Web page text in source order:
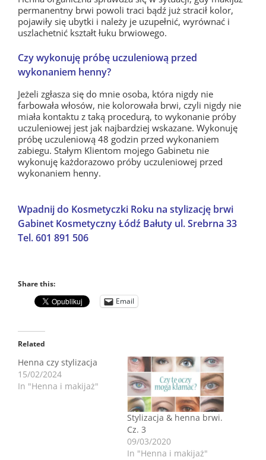
permanentny brwi powoli traci bądź już stracił kolor,
pojawiły się ubytki i należy je uzupełnić, wyrównać i
uszlachetnić kształt łuku brwiowego.
Czy wykonuję próbę uczuleniową przed
wykonaniem henny?
Jeżeli zgłasza się do mnie osoba, która nigdy nie
farbowała włosów, nie kolorowała brwi, czyli nigdy nie
miała kontaktu z taką procedurą, to wykonanie próby
uczuleniowej jest jak najbardziej wskazane. Wykonuję
próbę uczuleniową 48 godzin przed wykonaniem
zabiegu. Stałym Klientom mojego Gabinetu nie
wykonuję każdorazowo próby uczuleniowej przed
wykonaniem henny.
Wpadnij do Kosmetyczki Roku na stylizację brwi
Gabinet Kosmetyczny Łódź Bałuty ul. Srebrna 33
Tel. 601 891 506
Share this:
Email
Related
Henna czy stylizacja
15/02/2024
In "Henna i makijaż"
Stylizacja & henna brwi.
Cz. 3
09/03/2020
In "Henna i makijaż"